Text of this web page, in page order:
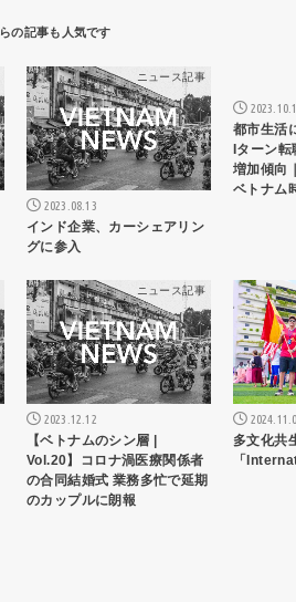
ニュース記事
2023.08.13
インド企業、カーシェアリン
グに参入
都市生活
Iターン
増加傾向
ベトナム
ニュース記事
2023.12.12
【ベトナムのシン層 |
Vol.20】コロナ渦医療関係者
の合同結婚式 業務多忙で延期
のカップルに朗報
多文化共
「